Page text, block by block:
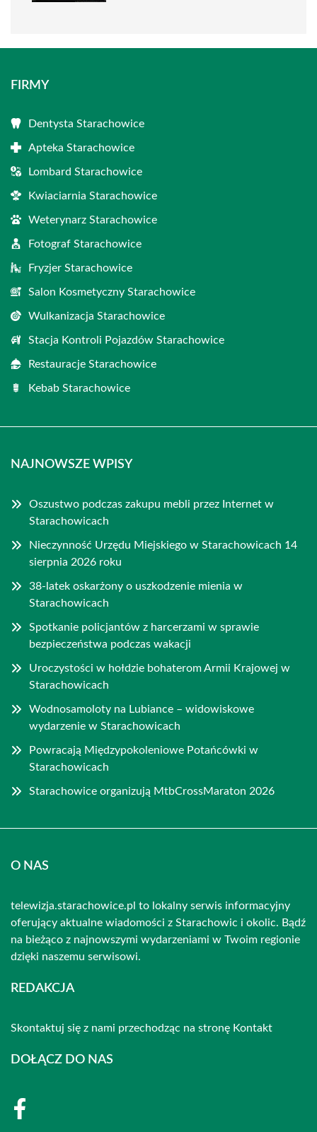
FIRMY
Dentysta Starachowice
Apteka Starachowice
Lombard Starachowice
Kwiaciarnia Starachowice
Weterynarz Starachowice
Fotograf Starachowice
Fryzjer Starachowice
Salon Kosmetyczny Starachowice
Wulkanizacja Starachowice
Stacja Kontroli Pojazdów Starachowice
Restauracje Starachowice
Kebab Starachowice
NAJNOWSZE WPISY
Oszustwo podczas zakupu mebli przez Internet w
Starachowicach
Nieczynność Urzędu Miejskiego w Starachowicach 14
sierpnia 2026 roku
38-latek oskarżony o uszkodzenie mienia w
Starachowicach
Spotkanie policjantów z harcerzami w sprawie
bezpieczeństwa podczas wakacji
Uroczystości w hołdzie bohaterom Armii Krajowej w
Starachowicach
Wodnosamoloty na Lubiance – widowiskowe
wydarzenie w Starachowicach
Powracają Międzypokoleniowe Potańcówki w
Starachowicach
Starachowice organizują MtbCrossMaraton 2026
O NAS
telewizja.starachowice.pl to lokalny serwis informacyjny
oferujący aktualne wiadomości z Starachowic i okolic. Bądź
na bieżąco z najnowszymi wydarzeniami w Twoim regionie
dzięki naszemu serwisowi.
REDAKCJA
Skontaktuj się z nami przechodząc na stronę Kontakt
DOŁĄCZ DO NAS